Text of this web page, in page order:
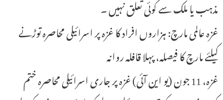
مذہب یا ملک سے کوئی تعلق نہیں ۔
غزہ عالمی مارچ: ہزاروں افراد کا غزہ پر اسرائیلی محاصرہ توڑنے
کیلئے مارچ کا فیصلہ، پہلا قافلہ روانہ
غزہ، 11 جون (یو این آئی) غزہ پر جاری اسرائیلی محاصرہ ختم